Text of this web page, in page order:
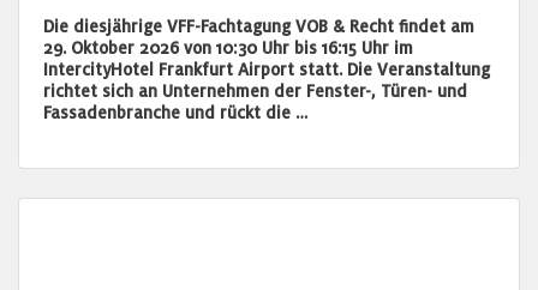
Die diesjährige VFF-Fachtagung VOB & Recht findet am
29. Oktober 2026 von 10:30 Uhr bis 16:15 Uhr im
IntercityHotel Frankfurt Airport statt. Die Veranstaltung
richtet sich an Unternehmen der Fenster-, Türen- und
Fassadenbranche und rückt die …